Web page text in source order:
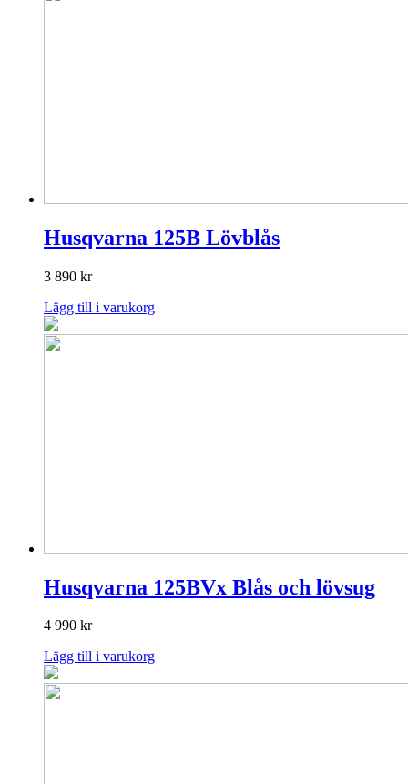
Husqvarna 125B Lövblås
3 890 kr
Lägg till i varukorg
Husqvarna 125BVx Blås och lövsug
4 990 kr
Lägg till i varukorg